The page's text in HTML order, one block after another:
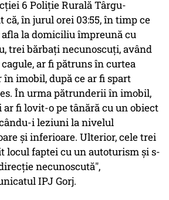
6 Poliţie Rurală Târgu-
că, în jurul orei 03:55, în timp ce
afla la domiciliu împreună cu
trei bărbaţi necunoscuţi, având
ar fi pătruns în curtea
imobil, după ce ar fi spart
În urma pătrunderii în imobil,
fi lovit-o pe tânără cu un obiect
i leziuni la nivelul
şi inferioare. Ulterior, cele trei
locul faptei cu un autoturism şi s-
necunoscută",
IPJ Gorj.